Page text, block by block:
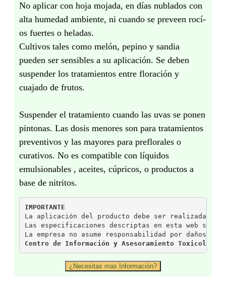
No aplicar con hoja mojada, en dí­as nublados con
alta humedad ambiente, ni cuando se preveen rocí­
os fuertes o heladas.
Cultivos tales como melón, pepino y sandia
pueden ser sensibles a su aplicación. Se deben
suspender los tratamientos entre floración y
cuajado de frutos.
Suspender el tratamiento cuando las uvas se ponen
pintonas. Las dosis menores son para tratamientos
preventivos y las mayores para preflorales o
curativos. No es compatible con lí­quidos
emulsionables , aceites, cúpricos, o productos a
base de nitritos.
IMPORTANTE
La aplicación del producto debe ser realizada
Las especificaciones descriptas en esta web
La empresa no asume responsabilidad por
Centro de Información y Asesoramiento
¿Necesitas mas Información?